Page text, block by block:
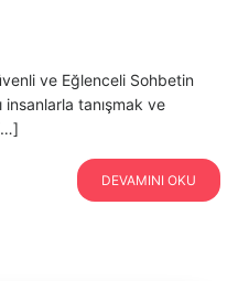
ve Eğlenceli Sohbetin
tanışmak ve
DEVAMINI OKU